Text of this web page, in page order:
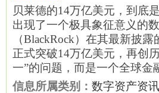
贝莱德的14万亿美元，到底
出现了一个极具象征意义的
（BlackRock）在其最新披
正式突破14万亿美元，再创
一”的问题，而是一个全球
信息所属类别： 数字资产资讯